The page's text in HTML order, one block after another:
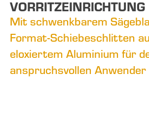
VORRITZEINRICHTUNG
Mit schwenkbarem
Format-Schiebeschlitten
eloxiertem Aluminium für
anspruchsvollen Anwender